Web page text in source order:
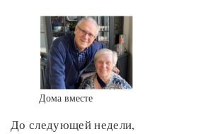
Дома вместе
До следующей недели,